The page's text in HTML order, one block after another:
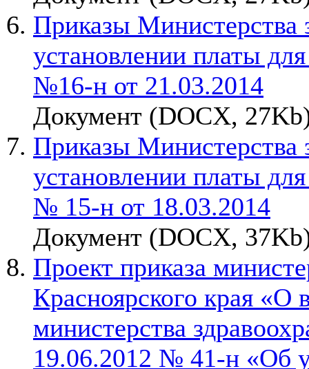
Приказы Министерства
установлении платы
№16-н от 21.03.2014
Документ (DOCX,
Приказы Министерства
установлении платы
№ 15-н от 18.03.2014
Документ (DOCX,
Проект приказа
Красноярского края «О
министерства
19.06.2012 № 41-н «Об